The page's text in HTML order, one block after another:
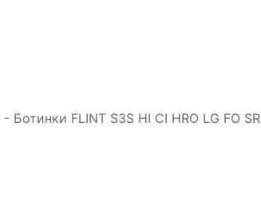
- Ботинки FLINT S3S HI CI HRO LG FO SR